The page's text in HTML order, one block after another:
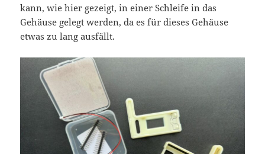
kann, wie hier gezeigt, in einer Schleife in das
Gehäuse gelegt werden, da es für dieses Gehäuse
etwas zu lang ausfällt.